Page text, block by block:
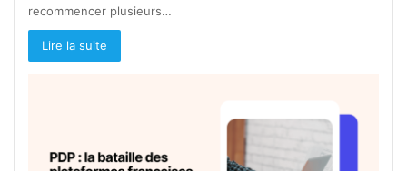
recommencer plusieurs…
Lire la suite